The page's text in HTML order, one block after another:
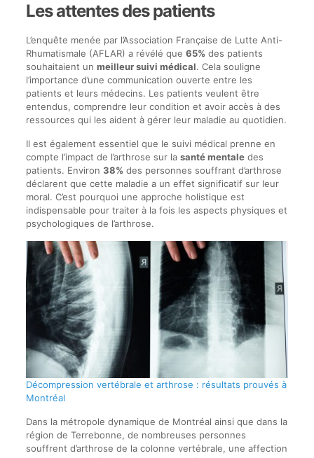
Les attentes des patients
L’enquête menée par l’Association Française de Lutte Anti-
Rhumatismale (AFLAR) a révélé que 65% des patients
souhaitaient un meilleur suivi médical. Cela souligne
l’importance d’une communication ouverte entre les
patients et leurs médecins. Les patients veulent être
entendus, comprendre leur condition et avoir accès à des
ressources qui les aident à gérer leur maladie au quotidien.
Il est également essentiel que le suivi médical prenne en
compte l’impact de l’arthrose sur la santé mentaledes
patients. Environ 38% des personnes souffrant d’arthrose
déclarent que cette maladie a un effet significatif sur leur
moral. C’est pourquoi une approche holistique est
indispensable pour traiter à la fois les aspects physiques et
psychologiques de l’arthrose.
Décompression vertébrale et arthrose : résultats prouvés à
Montréal
Dans la métropole dynamique de Montréal ainsi que dans la
région de Terrebonne, de nombreuses personnes
souffrent d’arthrose de la colonne vertébrale, une affection